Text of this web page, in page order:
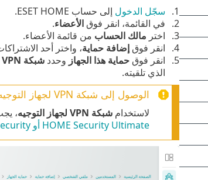
سجّل الدخول إلى حساب ESET HOME.
في القائمة، انقر فوقالأعضاء.
اختر مالك الحساب من قائمة الأعضاء.
انقر فوقإضافة حماية، واختر أحد
انقر فوقحماية هذا الجهاز وحدد شبكة VPN لجهاز التوجيه
الذي تلقيته.
الوصول إلى شبكة VPN لجهاز التوجيه
لاستخدام شبكة VPN لجهاز التوجيه ،
HOME Security Ultimate أو ESET Small Business Security